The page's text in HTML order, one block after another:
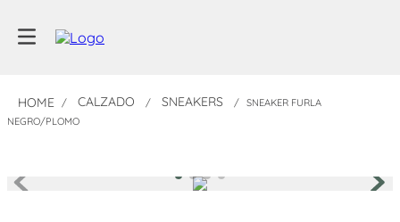
CALZADO SNEAKERS
SNEAKER FURLA
NEGRO/PLOMO